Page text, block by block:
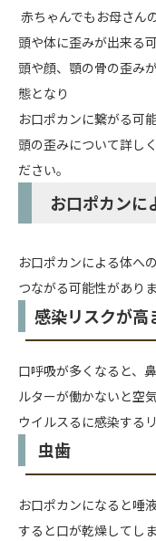
赤ちゃんでもお母さん
頭や体に歪みが出来る
頭や顔、顎の骨の歪み
態となり
お口ポカンに繋がる可
頭の歪みについて詳し
ださい。
お口ポカンに
お口ポカンによる体へ
つながる可能性がありま
感染リスクが高
口呼吸が多くなると、
ルターが働かないと空
ウイルスるに感染する
虫歯
お口ポカンになると唾
すると口が乾燥してし